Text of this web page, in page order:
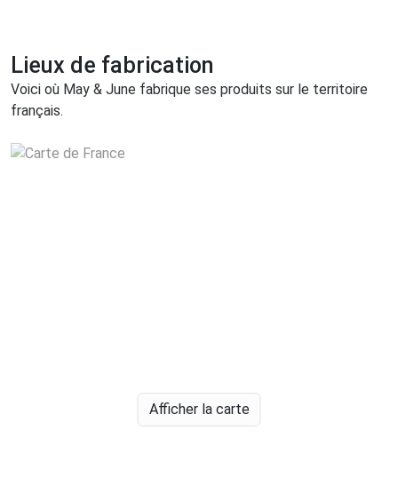
Lieux de fabrication
Voici où May & June fabrique ses produits sur le territoire
français.
Afficher la carte